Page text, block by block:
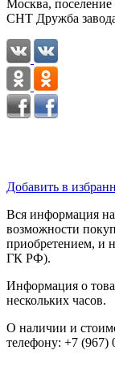
Москва,
СНТ Дружба
Добавить в
Вся информация на
возможности
приобретением, и
ГК РФ).
Информация о
нескольких часов.
О наличии и
телефону: +7 (967)